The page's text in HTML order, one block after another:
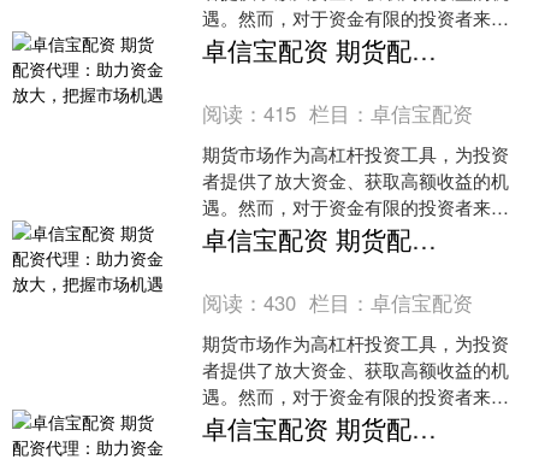
遇。然而，对于资金有限的投资者来
说，期货配资代理成为了实现资金放大
的有效途径。1. 杠杆风险：股票配资
卓信宝配资 期货配资代理：助力资金放大，把握市场机遇
阅读：415 栏目：卓信宝配资
期货市场作为高杠杆投资工具，为投资
者提供了放大资金、获取高额收益的机
遇。然而，对于资金有限的投资者来
说，期货配资代理成为了实现资金放大
的有效途径。1. 杠杆风险：股票配资
卓信宝配资 期货配资代理：助力资金放大，把握市场机遇
阅读：430 栏目：卓信宝配资
期货市场作为高杠杆投资工具，为投资
者提供了放大资金、获取高额收益的机
遇。然而，对于资金有限的投资者来
说，期货配资代理成为了实现资金放大
的有效途径。1. 杠杆风险：股票配资
卓信宝配资 期货配资代理：助力资金放大，把握市场机遇